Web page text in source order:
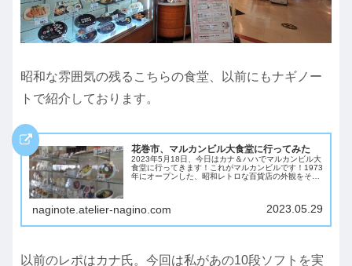
昭和な雰囲気の残るこちらの食堂、以前にもナギノー
トで紹介しております。
花巻市、マルカンビル大食堂に行ってみた
2023年5月18日、今日はカナ＆ハハでマルカンビル大
食堂に行ってきます！これがマルカンビルです！1973
年にオープンした、昭和レトロな百貨店の外観をその
naginote.atelier-nagino.com 2023.05.29
以前のレポはカナ氏。今回は私があの10段ソフトを実